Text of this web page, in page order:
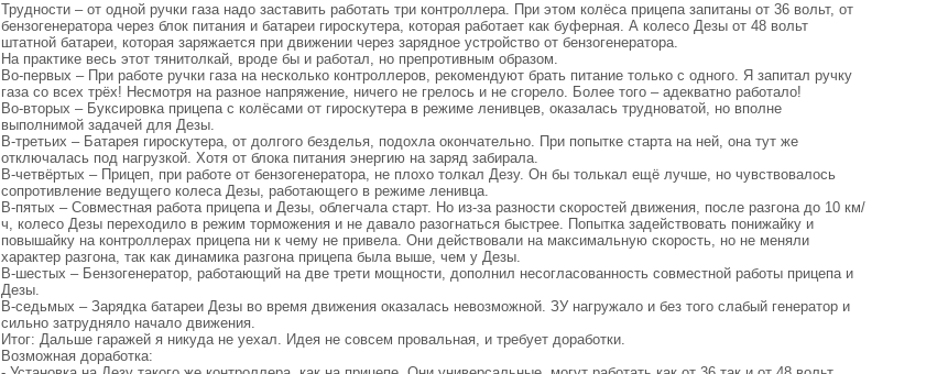
Трудности – от одной ручки газа надо заставить работать три контроллера. При этом колёса прицепа запитаны от 36 вольт, от
бензогенератора через блок питания и батареи гироскутера, которая работает как буферная. А колесо Дезы от 48 вольт
штатной батареи, которая заряжается при движении через зарядное устройство от бензогенератора.
На практике весь этот тянитолкай, вроде бы и работал, но препротивным образом.
Во-первых – При работе ручки газа на несколько контроллеров, рекомендуют брать питание только с одного. Я запитал ручку
газа со всех трёх! Несмотря на разное напряжение, ничего не грелось и не сгорело. Более того – адекватно работало!
Во-вторых – Буксировка прицепа с колёсами от гироскутера в режиме ленивцев, оказалась трудноватой, но вполне
выполнимой задачей для Дезы.
В-третьих – Батарея гироскутера, от долгого безделья, подохла окончательно. При попытке старта на ней, она тут же
отключалась под нагрузкой. Хотя от блока питания энергию на заряд забирала.
В-четвёртых – Прицеп, при работе от бензогенератора, не плохо толкал Дезу. Он бы толькал ещё лучше, но чувствовалось
сопротивление ведущего колеса Дезы, работающего в режиме ленивца.
В-пятых – Совместная работа прицепа и Дезы, облегчала старт. Но из-за разности скоростей движения, после разгона до 10 км/
ч, колесо Дезы переходило в режим торможения и не давало разогнаться быстрее. Попытка задействовать понижайку и
повышайку на контроллерах прицепа ни к чему не привела. Они действовали на максимальную скорость, но не меняли
характер разгона, так как динамика разгона прицепа была выше, чем у Дезы.
В-шестых – Бензогенератор, работающий на две трети мощности, дополнил несогласованность совместной работы прицепа и
Дезы.
В-седьмых – Зарядка батареи Дезы во время движения оказалась невозможной. ЗУ нагружало и без того слабый генератор и
сильно затрудняло начало движения.
Итог: Дальше гаражей я никуда не уехал. Идея не совсем провальная, и требует доработки.
Возможная доработка: